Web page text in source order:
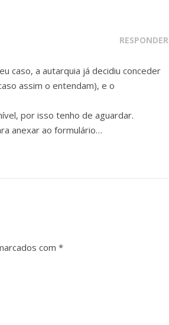
RESPONDER
caso, a autarquia já decidiu conceder
assim o entendam), e o
por isso tenho de aguardar.
anexar ao formulário…
com *